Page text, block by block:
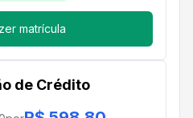
matrícula
de Crédito